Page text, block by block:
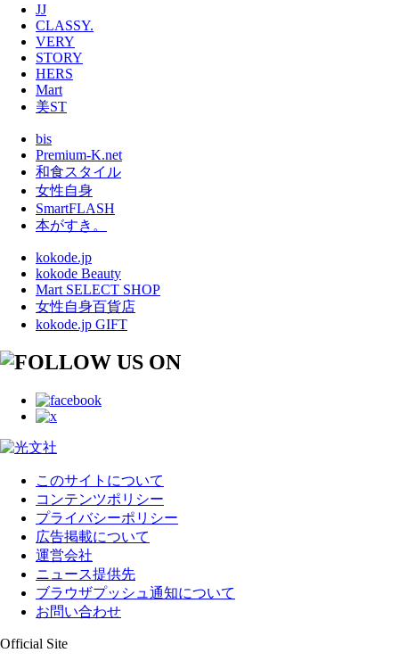
JJ
CLASSY.
VERY
STORY
HERS
Mart
美ST
bis
Premium-K.net
和食スタイル
女性自身
SmartFLASH
本がすき。
kokode.jp
kokode Beauty
Mart SELECT SHOP
女性自身百貨店
kokode.jp GIFT
このサイトについて
コンテンツポリシー
プライバシーポリシー
広告掲載について
運営会社
ニュース提供先
ブラウザプッシュ通知について
お問い合わせ
Official Site